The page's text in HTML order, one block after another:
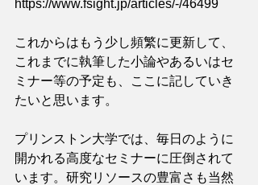
https://www.fsight.jp/articles/-/46499
これからはもう少し頻繁に更新して、
これまでに執筆した小論やあるいはセ
ミナー等の予定も、ここに記していき
たいと思います。
プリンストン大学では、毎日のように
開かれる高度なセミナーに圧倒されて
います。研究リソースの豊富さも当然